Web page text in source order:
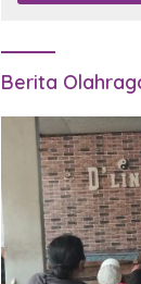
Berita